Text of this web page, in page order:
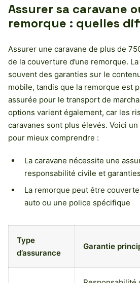
Assurer sa caravane
remorque : quelles
Assurer une caravane de plus de
de la couverture d’une remorque.
souvent des garanties sur le
mobile, tandis que la remorque est
assurée pour le transport de
options varient également, car les
caravanes sont plus élevés. Voici
pour mieux comprendre :
La caravane nécessite une
responsabilité civile et
La remorque peut être
auto ou une police spécifique
Type
d’assurance
Garantie